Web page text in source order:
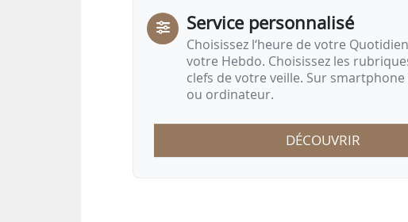
Service personnalisé
Choisissez l‘heure de votre
votre Hebdo. Choisissez les
clefs de votre veille. Sur
ou ordinateur.
DÉCOUVRIR